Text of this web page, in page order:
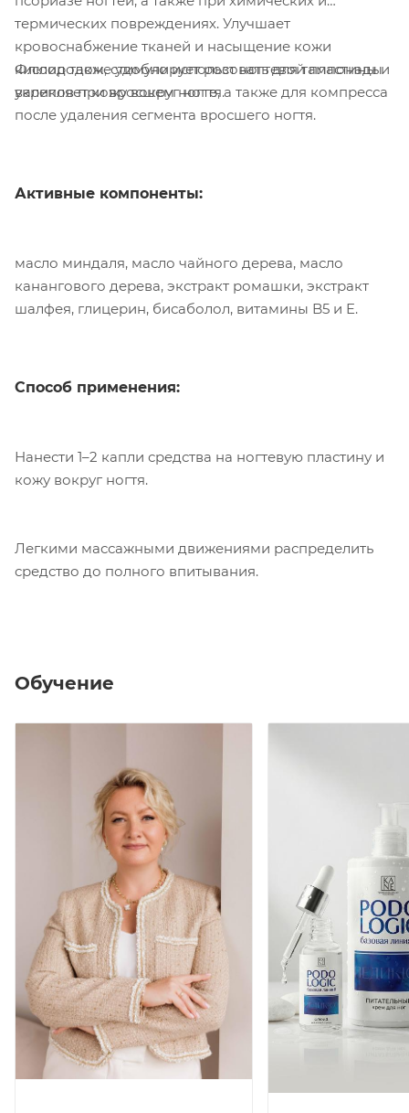
термических повреждениях. Улучшает
кровоснабжение тканей и насыщение кожи
кислородом, стимулирует рост ногтевой пластины и
укрепляет кожу вокруг ногтя.
Флюид также удобно использовать для тампонады
валиков при вросшем ногте, а также для компресса
после удаления сегмента вросшего ногтя.
Активные компоненты:
масло миндаля, масло чайного дерева, масло
канангового дерева, экстракт ромашки, экстракт
шалфея, глицерин, бисаболол, витамины B5 и E.
Способ применения:
Нанести 1–2 капли средства на ногтевую пластину и
кожу вокруг ногтя.
Легкими массажными движениями распределить
средство до полного впитывания.
Обучение